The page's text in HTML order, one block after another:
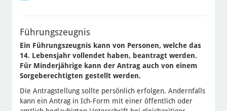
Führungszeugnis
Ein Führungszeugnis kann von Personen, welche das
14. Lebensjahr vollendet haben, beantragt werden.
Für Minderjährige kann der Antrag auch von einem
Sorgeberechtigten gestellt werden.
Die Antragstellung sollte persönlich erfolgen. Andernfalls
kann ein Antrag in Ich-Form mit einer öffentlich oder